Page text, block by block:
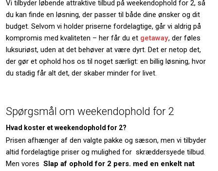
Vi tilbyder løbende attraktive tilbud på weekendophold for 2, så
du kan finde en løsning, der passer til både dine ønsker og dit
budget. Selvom vi holder priserne fordelagtige, går vi aldrig på
kompromis med kvaliteten – her får du et getaway, der føles
luksuriøst, uden at det behøver at være dyrt. Det er netop det,
der gør et ophold hos os til noget særligt: en billig løsning, hvor
du stadig får alt det, der skaber minder for livet.
Spørgsmål om weekendophold for 2
Hvad koster et weekendophold for 2?
Prisen afhænger af den valgte pakke og sæson, men vi tilbyder
altid fordelagtige priser og mulighed for skræddersyede tilbud.
Men vores Slap af ophold for 2 pers. med en enkelt nat